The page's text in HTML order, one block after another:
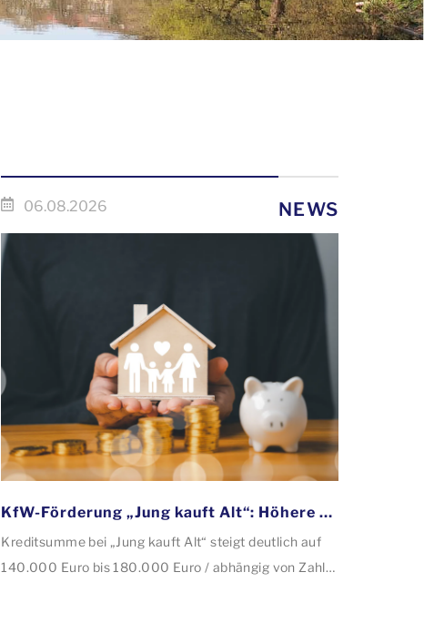
06.08.2026 NEWS
KfW-Förderung „Jung kauft Alt“: Höhere Kredite ab August 2026
Kreditsumme bei „Jung kauft Alt“ steigt deutlich auf
140.000 Euro bis 180.000 Euro / abhängig von Zahl